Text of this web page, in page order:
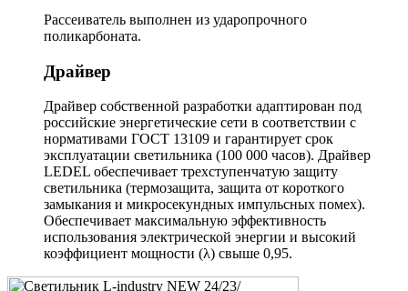
Рассеиватель выполнен из ударопрочного
поликарбоната.
Драйвер
Драйвер собственной разработки адаптирован под
российские энергетические сети в соответствии с
нормативами ГОСТ 13109 и гарантирует срок
эксплуатации светильника (100 000 часов). Драйвер
LEDEL обеспечивает трехступенчатую защиту
светильника (термозащита, защита от короткого
замыкания и микросекундных импульсных помех).
Обеспечивает максимальную эффективность
использования электрической энергии и высокий
коэффициент мощности (λ) свыше 0,95.